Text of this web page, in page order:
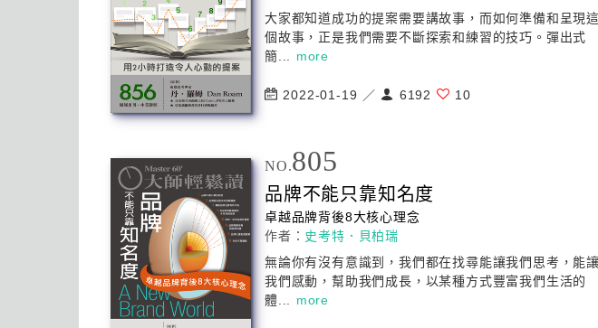
大家都知道成功的提案需要講故事，而如何準備和呈現這
個故事，正是我們需要不斷探索和練習的技巧。彈出式
簡... more
2022-01-19 ／ 6192 10
NO.805
品牌不能只靠知名度
卓越品牌背後8大核心理念
作者： 史考特．貝柏瑞
無論你有沒有意識到，我們都在找尋能讓我們思考，能讓
我們感動，幫助我們成長，以某種方式豐富我們生活的
體... more